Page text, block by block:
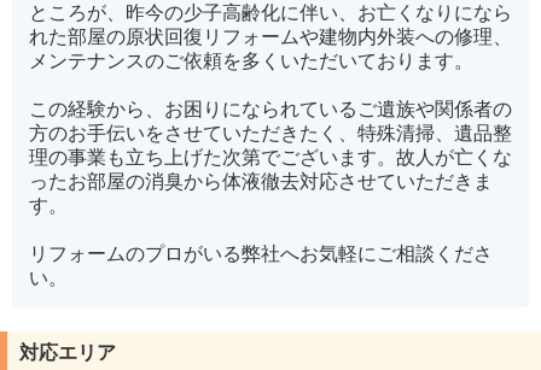
ところが、昨今の少子高齢化に伴い、お亡くなりになら
れた部屋の原状回復リフォームや建物内外装への修理、
メンテナンスのご依頼を多くいただいております。
この経験から、お困りになられているご遺族や関係者の
方のお手伝いをさせていただきたく、特殊清掃、遺品整
理の事業も立ち上げた次第でございます。故人が亡くな
ったお部屋の消臭から体液徹去対応させていただきま
す。
リフォームのプロがいる弊社へお気軽にご相談くださ
い。
対応エリア